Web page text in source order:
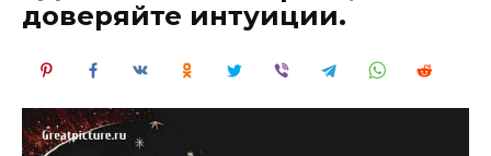
доверяйте интуиции.